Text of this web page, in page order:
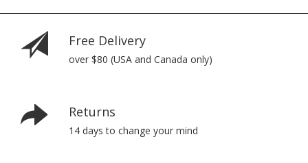
Free Delivery
over $80 (USA and Canada only)
Returns
14 days to change your mind